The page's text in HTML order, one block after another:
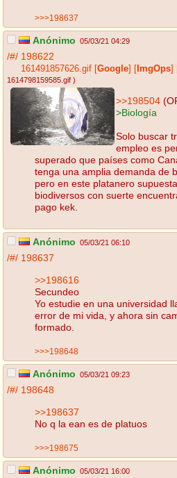
>>>198637
Anónimo 05/03/21 04:29
/#/ 198622
161491857626.gif Google ImgOps
1614798159585.gif )
>>198504
>Biología
Solo buscar
empleo es
superado que países como
tenga una amplia demanda de
pero en este platanero
biodiversos con suerte
pago kek.
Anónimo 05/03/21 06:10
/#/ 198637
>>198616
Secundeo
Yo estudie en una universidad
error de mi vida, y ahora sin
formado.
>>>198648
Anónimo 05/03/21 09:23
/#/ 198648
>>198637
No q la ean es de platuos
>>>198675
Anónimo 05/03/21 16:00